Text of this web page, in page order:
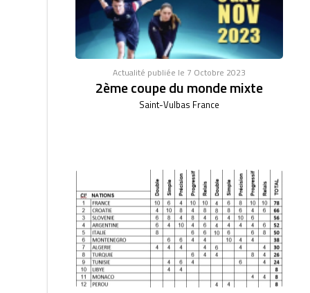
Actualité publiée le 7 Octobre 2023
2ème coupe du monde mixte
Saint-Vulbas France